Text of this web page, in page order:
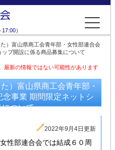
）
）富山県商工会青年部・女性部連合会
プ開設に係る商品募集について
新の情報ではない可能性があります
）富山県商工会青年部・
事業 期間限定ネットシ
ついて
2022年9月4日更新
性部連合会では結成６０周